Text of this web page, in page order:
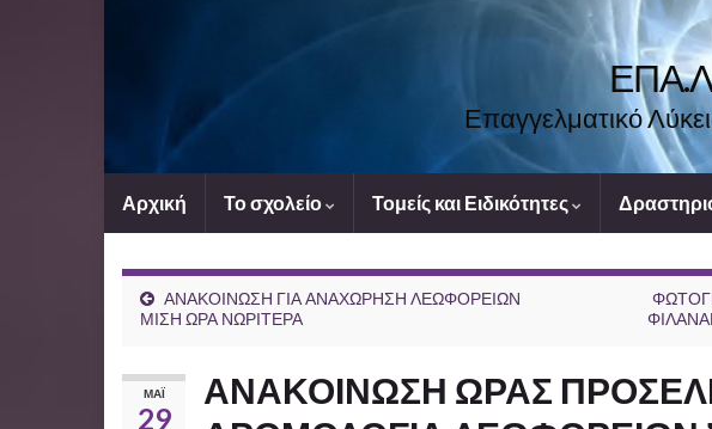
Επαγγελματικό
Αρχική Το σχολείο Τομείς και Ειδικότητες
ΑΝΑΚΟΙΝΩΣΗ ΓΙΑ ΑΝΑΧΩΡΗΣΗ ΛΕΩΦΟΡΕΙΩΝ
ΜΙΣΗ ΩΡΑ ΝΩΡΙΤΕΡΑ
ΜΆΙ
29
ΑΝΑΚΟΙΝΩΣΗ ΩΡΑΣ